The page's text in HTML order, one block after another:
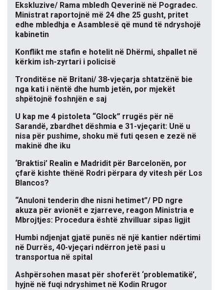
Ekskluzive/ Rama mbledh Qeverinë në Pogradec.
Ministrat raportojnë më 24 dhe 25 gusht, pritet
edhe mbledhja e Asamblesë që mund të ndryshojë
kabinetin
Konflikt me stafin e hotelit në Dhërmi, shpallet në
kërkim ish-zyrtari i policisë
Tronditëse në Britani/ 38-vjeçarja shtatzënë bie
nga kati i nëntë dhe humb jetën, por mjekët
shpëtojnë foshnjën e saj
U kap me 4 pistoleta “Glock” rrugës për në
Sarandë, zbardhet dëshmia e 31-vjeçarit: Unë u
nisa për pushime, shoku më futi qesen e zezë në
makinë dhe iku
‘Braktisi’ Realin e Madridit për Barcelonën, por
çfarë kishte thënë Rodri përpara dy vitesh për Los
Blancos?
“Anuloni tenderin dhe nisni hetimet”/ PD ngre
akuza për avionët e zjarreve, reagon Ministria e
Mbrojtjes: Procedura është zhvilluar sipas ligjit
Humbi ndjenjat gjatë punës në një kantier ndërtimi
në Durrës, 40-vjeçari ndërron jetë pasi u
transportua në spital
Ashpërsohen masat për shoferët ‘problematikë’,
hyjnë në fuqi ndryshimet në Kodin Rrugor